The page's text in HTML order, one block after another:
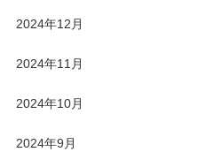
2024年12月
2024年11月
2024年10月
2024年9月